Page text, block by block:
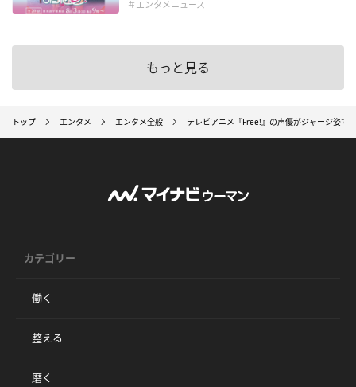
＃エンタメニュース
もっと見る
トップ エンタメ エンタメ全般 テレビアニメ『Free!』の声優がジャージ姿
カテゴリー
働く
整える
磨く